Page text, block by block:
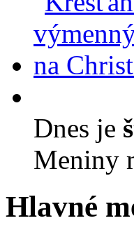
Dnes je
Meniny
Hlavné